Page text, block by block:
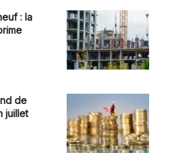
: la
de
juillet